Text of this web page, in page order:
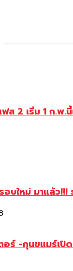
ส 2 เริ่ม 1 ก.พ.
อบใหม่ มาแล้ว
อร์ -กุนขแมร์เปิ